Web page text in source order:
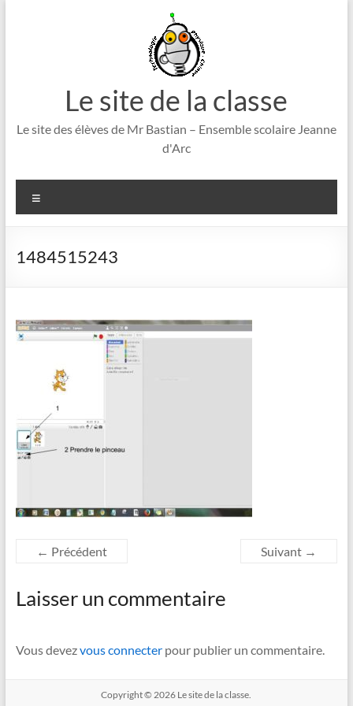
Le site de la classe
Le site des élèves de Mr Bastian – Ensemble scolaire Jeanne
d'Arc
1484515243
← Précédent Suivant →
Laisser un commentaire
Vous devezvous connecterpour publier un commentaire.
Copyright © 2026 Le site de la classe.